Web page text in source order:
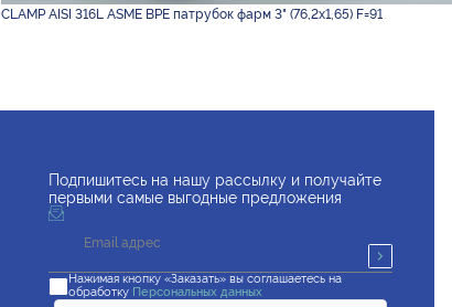
CLAMP AISI 316L ASME BPE патрубок фарм 3" (76,2х1,65) F=91
Подпишитесь на нашу рассылку и получайте
первыми самые выгодные предложения
Нажимая кнопку «Заказать» вы соглашаетесь на
обработку Персональных данных